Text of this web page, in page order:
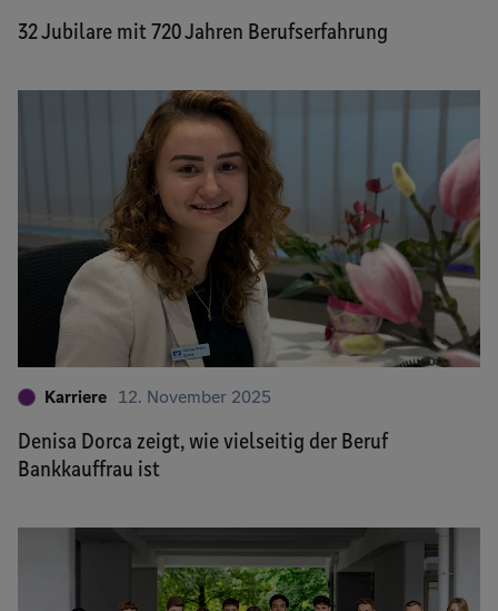
32 Jubilare mit 720 Jahren Berufserfahrung
Karriere 12. November 2025
Denisa Dorca zeigt, wie vielseitig der Beruf
Bankkauffrau ist